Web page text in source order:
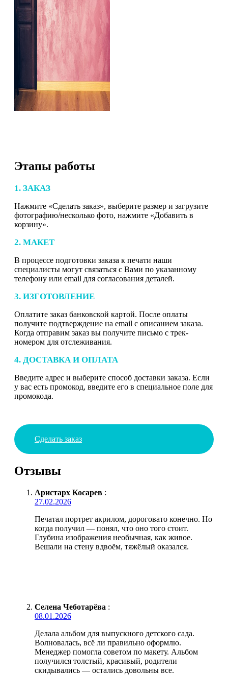
Этапы работы
1. ЗАКАЗ
Нажмите «Сделать заказ», выберите размер и загрузите
фотографию/несколько фото, нажмите «Добавить в
корзину».
2. МАКЕТ
В процессе подготовки заказа к печати наши
специалисты могут связаться с Вами по указанному
телефону или email для согласования деталей.
3. ИЗГОТОВЛЕНИЕ
Оплатите заказ банковской картой. После оплаты
получите подтверждение на email с описанием заказа.
Когда отправим заказ вы получите письмо с трек-
номером для отслеживания.
4. ДОСТАВКА И ОПЛАТА
Введите адрес и выберите способ доставки заказа. Если
у вас есть промокод, введите его в специальное поле для
промокода.
Сделать заказ
Отзывы
Аристарх Косарев :
27.02.2026
Печатал портрет акрилом, дороговато конечно. Но
когда получил — понял, что оно того стоит.
Глубина изображения необычная, как живое.
Вешали на стену вдвоём, тяжёлый оказался.
Селена Чеботарёва :
08.01.2026
Делала альбом для выпускного детского сада.
Волновалась, всё ли правильно оформлю.
Менеджер помогла советом по макету. Альбом
получился толстый, красивый, родители
скидывались — остались довольны все.